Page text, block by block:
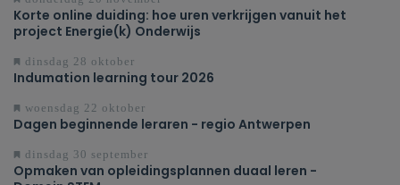
Korte online duiding: hoe uren verkrijgen vanuit het
project Energie(k) Onderwijs
dinsdag 28 oktober
Indumation learning tour 2026
woensdag 22 oktober
Dagen beginnende leraren - regio Antwerpen
dinsdag 30 september
Opmaken van opleidingsplannen duaal leren -